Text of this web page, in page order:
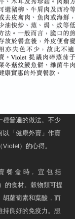
種普遍的做法。不少
以「健康外賣」作賣
）的心得。
餐 盒 時， 宜 包 括
的食材。穀物類可提
胡蘿蔔素和葉酸，而
持良好的免疫力。想